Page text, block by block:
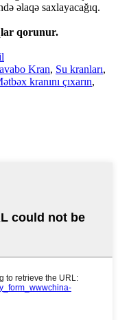
əlaqə saxlayacağıq.
qorunur.
Kran, Su kranları,
kranını çıxarın,